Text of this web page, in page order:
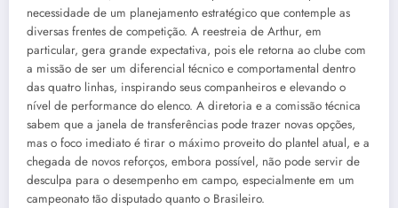
necessidade de um planejamento estratégico que contemple as
diversas frentes de competição. A reestreia de Arthur, em
particular, gera grande expectativa, pois ele retorna ao clube com
a missão de ser um diferencial técnico e comportamental dentro
das quatro linhas, inspirando seus companheiros e elevando o
nível de performance do elenco. A diretoria e a comissão técnica
sabem que a janela de transferências pode trazer novas opções,
mas o foco imediato é tirar o máximo proveito do plantel atual, e a
chegada de novos reforços, embora possível, não pode servir de
desculpa para o desempenho em campo, especialmente em um
campeonato tão disputado quanto o Brasileiro.